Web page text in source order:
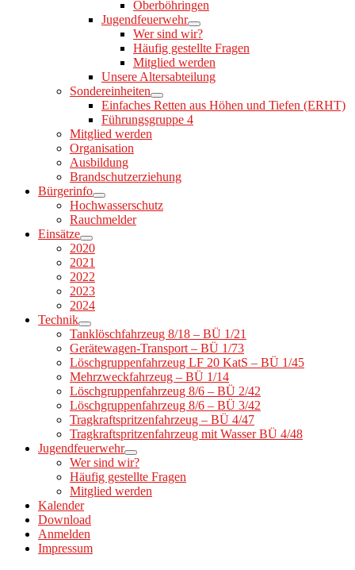
Oberböhringen
Jugendfeuerwehr
Wer sind wir?
Häufig gestellte Fragen
Mitglied werden
Unsere Altersabteilung
Sondereinheiten
Einfaches Retten aus Höhen und Tiefen (ERHT)
Führungsgruppe 4
Mitglied werden
Organisation
Ausbildung
Brandschutzerziehung
Bürgerinfo
Hochwasserschutz
Rauchmelder
Einsätze
2020
2021
2022
2023
2024
Technik
Tanklöschfahrzeug 8/18 – BÜ 1/21
Gerätewagen-Transport – BÜ 1/73
Löschgruppenfahrzeug LF 20 KatS – BÜ 1/45
Mehrzweckfahrzeug – BÜ 1/14
Löschgruppenfahrzeug 8/6 – BÜ 2/42
Löschgruppenfahrzeug 8/6 – BÜ 3/42
Tragkraftspritzenfahrzeug – BÜ 4/47
Tragkraftspritzenfahrzeug mit Wasser BÜ 4/48
Jugendfeuerwehr
Wer sind wir?
Häufig gestellte Fragen
Mitglied werden
Kalender
Download
Anmelden
Impressum